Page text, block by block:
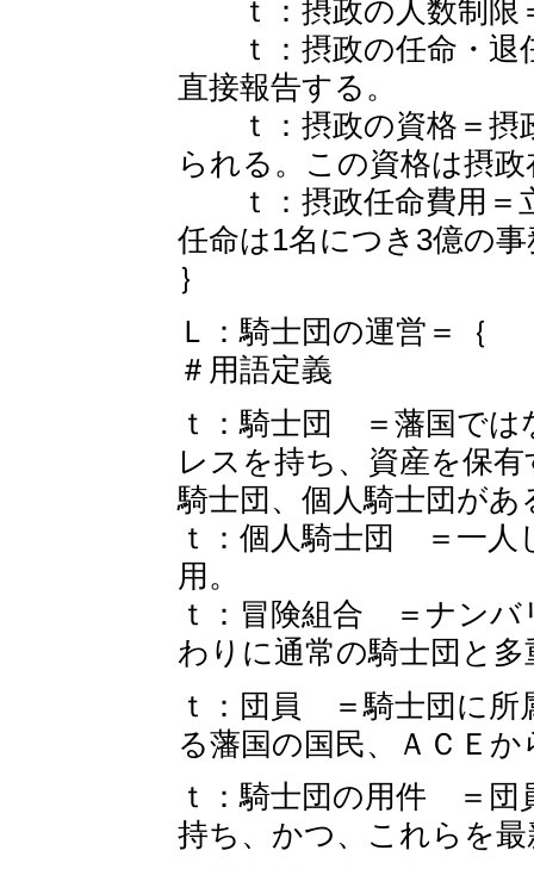
ｔ：摂政の人数制限
ｔ：摂政の任命・退
直接報告する。
ｔ：摂政の資格＝摂
られる。この資格は摂
ｔ：摂政任命費用＝
任命は1名につき3億の
｝
Ｌ：騎士団の運営＝｛
＃用語定義
ｔ：騎士団 ＝藩国では
レスを持ち、資産を保
騎士団、個人騎士団があ
ｔ：個人騎士団 ＝一人
用。
ｔ：冒険組合 ＝ナンバ
わりに通常の騎士団と
ｔ：団員 ＝騎士団に所
る藩国の国民、ＡＣＥか
ｔ：騎士団の用件 ＝団
持ち、かつ、これらを